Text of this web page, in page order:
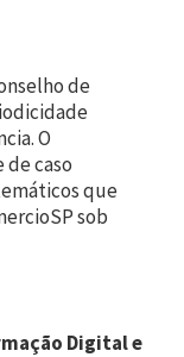
de
O
caso
que
sob
Digital e